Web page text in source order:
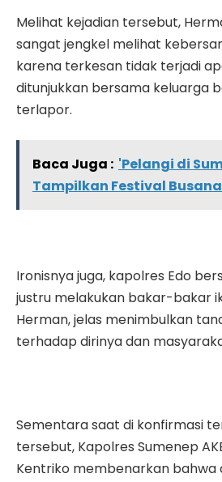
Melihat kejadian tersebut,
sangat jengkel melihat
karena terkesan tidak terjadi
ditunjukkan bersama keluarga
terlapor.
Baca Juga : 'Pelangi di
Tampilkan Festival
Ironisnya juga, kapolres Edo
justru melakukan bakar-bakar
Herman, jelas menimbulkan
terhadap dirinya dan
Sementara saat di konfirmasi
tersebut, Kapolres Sumenep
Kentriko membenarkan bahwa